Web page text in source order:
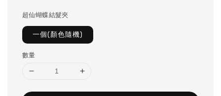
超仙蝴蝶結髮夾
一個(顏色隨機)
數量